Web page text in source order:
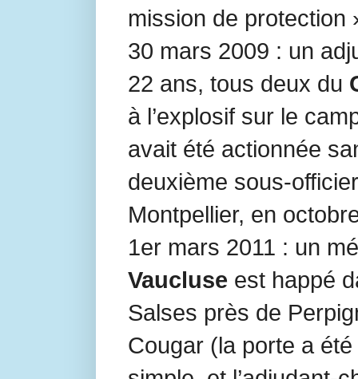
mission de protection
30 mars 2009 : un
22 ans, tous deux du
à l’explosif sur le
avait été actionnée
deuxième sous-
Montpellier, en
1er mars 2011 : un
Vaucluse est happé
Salses près de
Cougar (la porte a